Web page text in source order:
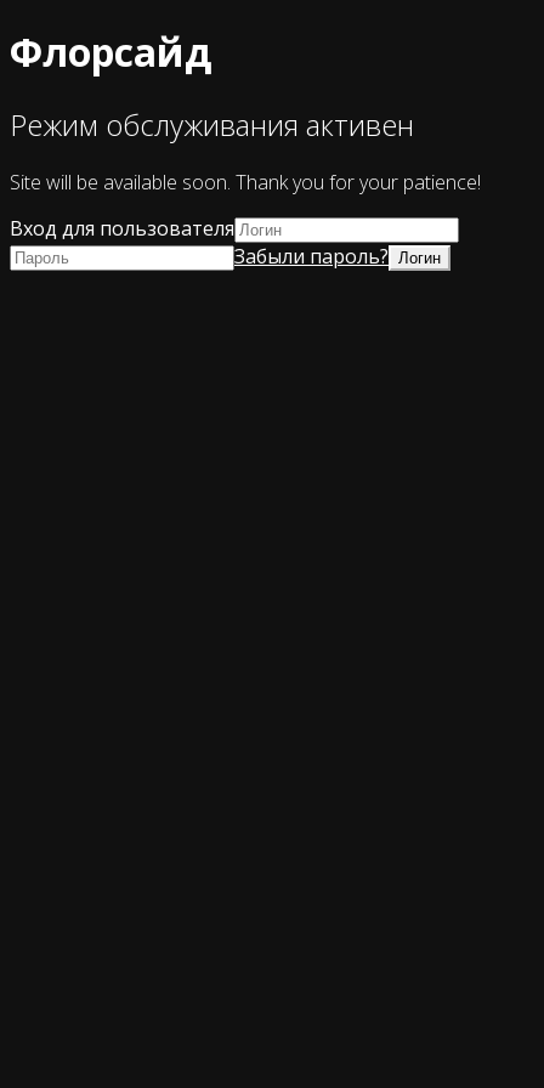
Флорсайд
Режим обслуживания активен
Site will be available soon. Thank you for your patience!
Вход для пользователя
Забыли пароль?